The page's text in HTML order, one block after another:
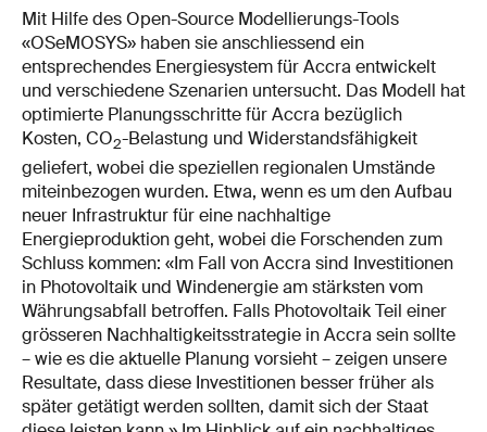
Mit Hilfe des Open-Source Modellierungs-Tools
«OSeMOSYS» haben sie anschliessend ein
entsprechendes Energiesystem für Accra entwickelt
und verschiedene Szenarien untersucht. Das Modell hat
optimierte Planungsschritte für Accra bezüglich
Kosten, CO2-Belastung und Widerstandsfähigkeit
geliefert, wobei die speziellen regionalen Umstände
miteinbezogen wurden. Etwa, wenn es um den Aufbau
neuer Infrastruktur für eine nachhaltige
Energieproduktion geht, wobei die Forschenden zum
Schluss kommen: «Im Fall von Accra sind Investitionen
in Photovoltaik und Windenergie am stärksten vom
Währungsabfall betroffen. Falls Photovoltaik Teil einer
grösseren Nachhaltigkeitsstrategie in Accra sein sollte
– wie es die aktuelle Planung vorsieht – zeigen unsere
Resultate, dass diese Investitionen besser früher als
später getätigt werden sollten, damit sich der Staat